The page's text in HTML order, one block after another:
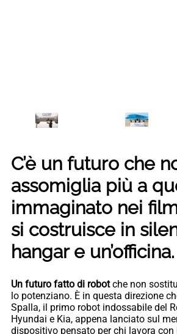
C’è un futuro che
assomiglia più a
immaginato nei
si costruisce in
hangar e un’officina.
Un futuro fatto di robotche non
lo potenziano. È in questa direzione
Spalla, il primo robot indossabile del
Hyundai e Kia, appena lanciato sul
dispositivo pensato per chi lavora